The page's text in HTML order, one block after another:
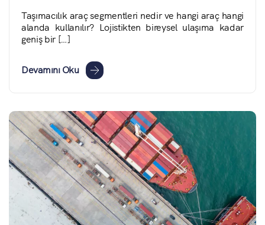
Taşımacılık araç segmentleri nedir ve hangi araç hangi
alanda kullanılır? Lojistikten bireysel ulaşıma kadar
geniş bir […]
Devamını Oku